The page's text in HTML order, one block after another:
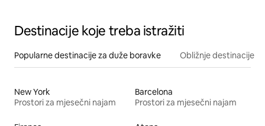
Destinacije koje treba istražiti
Popularne destinacije za duže boravke Obližnje destinacije
New York
Prostori za mjesečni najam
Barcelona
Prostori za mjesečni najam